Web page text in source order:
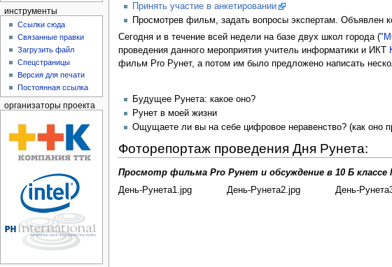
Принять участие в анкетировании
Просмотрев фильм, задать вопросы экспертам. Объявлен
Сегодня и в течение всей недели на базе двух школ города (
проведения данного мероприятия учитель информатики и ИКТ
фильм Pro Рунет, а потом им было предложено написать
Будущее Рунета: какое оно?
Рунет в моей жизни
Ощущаете ли вы на себе цифровое неравенство? (как оно
Фоторепортаж проведения Дня Рунета:
Просмотр фильма Pro Рунет и обсуждение в 10 Б
День-Рунета1.jpg
День-Рунета2.jpg День-
инструменты
Ссылки сюда
Связанные правки
Загрузить файл
Спецстраницы
Версия для печати
Постоянная ссылка
организаторы проекта